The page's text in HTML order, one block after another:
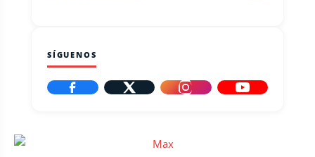
SÍGUENOS